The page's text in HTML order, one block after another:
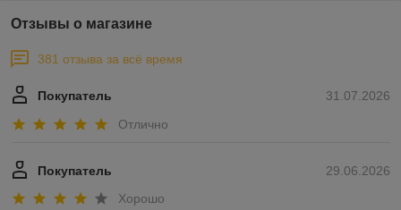
Отзывы о магазине
381 отзыва за всё время
31.07.2026
Покупатель
Отлично
29.06.2026
Покупатель
Хорошо